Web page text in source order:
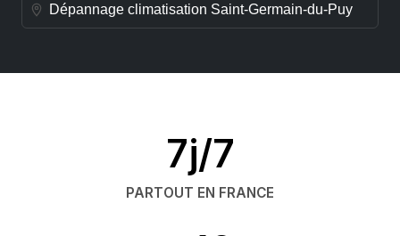
Dépannage climatisation Saint-Germain-du-Puy
7j/7
PARTOUT EN FRANCE